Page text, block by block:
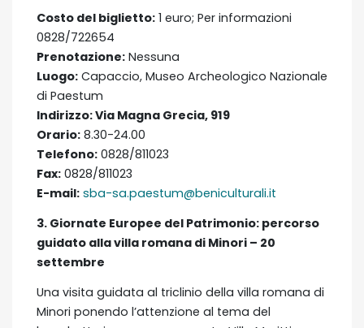
Costo del biglietto: 1 euro; Per informazioni
0828/722654
Prenotazione: Nessuna
Luogo: Capaccio, Museo Archeologico Nazionale
di Paestum
Indirizzo:Via Magna Grecia, 919
Orario: 8.30-24.00
Telefono: 0828/811023
Fax: 0828/811023
E-mail: sba-sa.paestum@beniculturali.it
3. Giornate Europee del Patrimonio: percorso
guidato alla villa romana di Minori – 20
settembre
Una visita guidata al triclinio della villa romana di
Minori ponendo l’attenzione al tema del